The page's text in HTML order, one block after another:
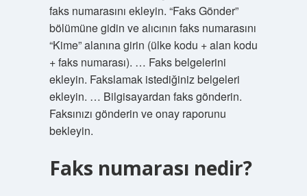
faks numarasını ekleyin. “Faks Gönder”
bölümüne gidin ve alıcının faks numarasını
“Kime” alanına girin (ülke kodu + alan kodu
+ faks numarası). … Faks belgelerini
ekleyin. Fakslamak istediğiniz belgeleri
ekleyin. … Bilgisayardan faks gönderin.
Faksınızı gönderin ve onay raporunu
bekleyin.
Faks numarası nedir?